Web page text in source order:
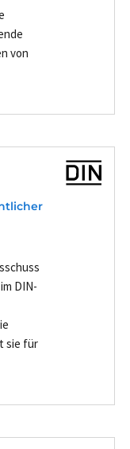
von
DIN-
sie für